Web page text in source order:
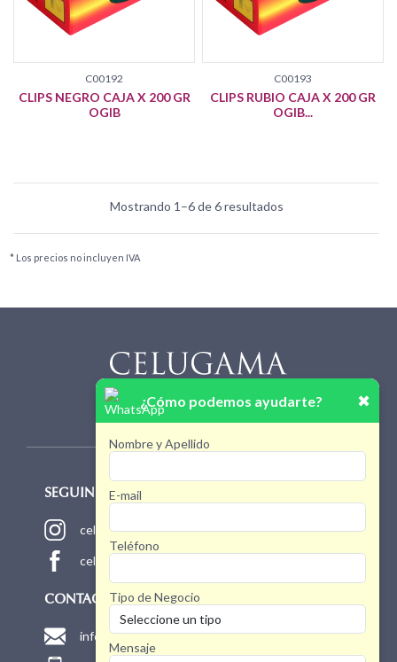
C00192
CLIPS NEGRO CAJA X 200 GR
OGIB
C00193
CLIPS RUBIO CAJA X 200 GR
OGIB...
Mostrando 1–6 de 6 resultados
* Los precios no incluyen IVA
SEGUINOS!
celugamaoficial
celugamaoficial
CONTACTO
info@celugama.com.ar
¿Cómo podemos ayudarte? ✖
Nombre y Apellido
E-mail
Teléfono
Tipo de Negocio
Mensaje